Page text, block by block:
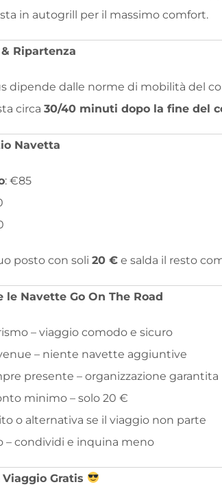
in autogrill per il massimo comfort.
Ripartenza
dipende dalle norme di mobilità del
circa30/40 minuti dopo la fine del
Navetta
: €85
posto con soli20 € e salda il resto
le Navette Go On The Road
– viaggio comodo e sicuro
– niente navette aggiuntive
presente – organizzazione garantita
minimo – solo 20 €
o alternativa se il viaggio non parte
– condividi e inquina meno
Gratis